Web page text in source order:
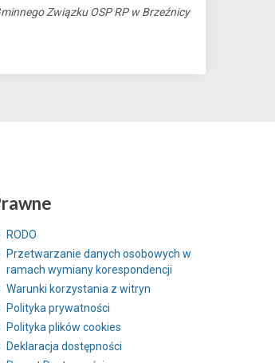
Związku OSP RP w Brzeźnicy
RODO
Przetwarzanie danych osobowych w
ramach wymiany korespondencji
Warunki korzystania z witryn
Polityka prywatności
Polityka plików cookies
Deklaracja dostępności